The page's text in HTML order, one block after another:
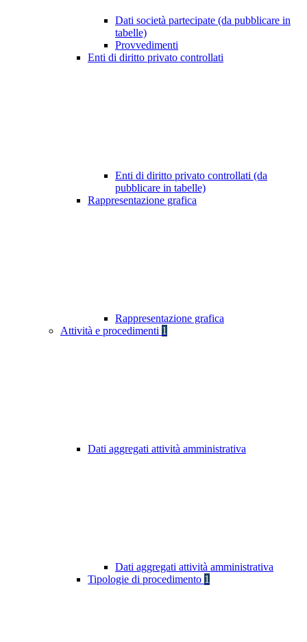
Dati società partecipate (da pubblicare in
tabelle)
Provvedimenti
Enti di diritto privato controllati
Enti di diritto privato controllati (da
pubblicare in tabelle)
Rappresentazione grafica
Rappresentazione grafica
Attività e procedimenti 1
Dati aggregati attività amministrativa
Dati aggregati attività amministrativa
Tipologie di procedimento 1